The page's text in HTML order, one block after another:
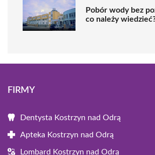
Pobór wody bez
co należy
FIRMY
Dentysta Kostrzyn nad Odrą
Apteka Kostrzyn nad Odrą
Lombard Kostrzyn nad Odrą